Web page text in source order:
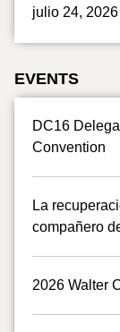
julio 24, 2026
EVENTS
DC16
Convention
La
compañero
2026 Walter